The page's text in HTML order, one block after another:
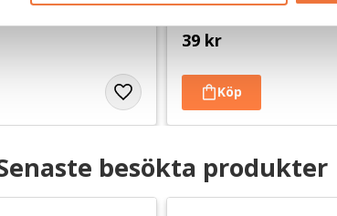
Balsam med mild och behaglig doft. Ger glans, liv och volym åt livlös päls Tjocklek ca 28 mm. Finns i
39 kr
besökta produkter